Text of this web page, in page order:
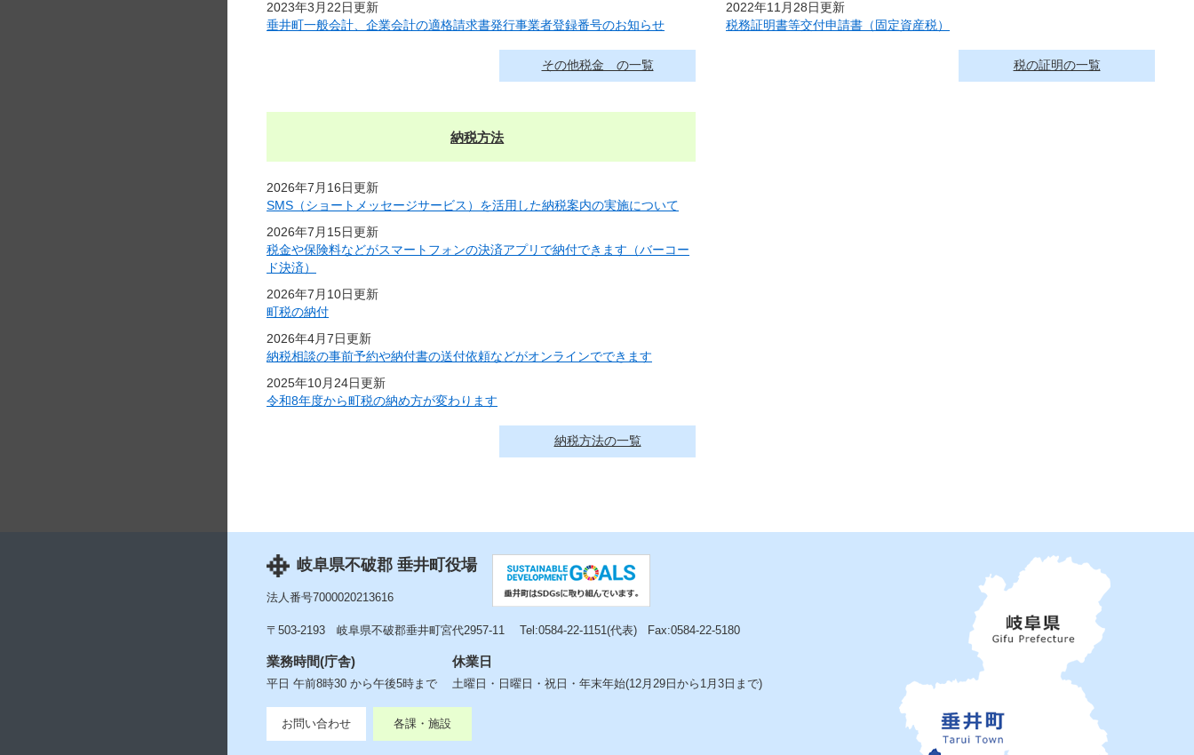
2023年3月22日更新
垂井町一般会計、企業会計の適格請求書発行事業者登録番号のお知らせ
その他税金 の一覧
2022年11月28日更新
税務証明書等交付申請書（固定資産税）
税の証明の一覧
納税方法
2026年7月16日更新
SMS（ショートメッセージサービス）を活用した納税案内の実施について
2026年7月15日更新
税金や保険料などがスマートフォンの決済アプリで納付できます（バーコー
ド決済）
2026年7月10日更新
町税の納付
2026年4月7日更新
納税相談の事前予約や納付書の送付依頼などがオンラインでできます
2025年10月24日更新
令和8年度から町税の納め方が変わります
納税方法の一覧
岐阜県不破郡 垂井町役場
法人番号7000020213616
〒503-2193 岐阜県不破郡垂井町宮代2957-11 Tel:0584-22-1151(代表) Fax:0584-22-5180
業務時間(庁舎)
平日 午前8時30 から午後5時まで
休業日
土曜日・日曜日・祝日・年末年始(12月29日から1月3日まで)
お問い合わせ 各課・施設